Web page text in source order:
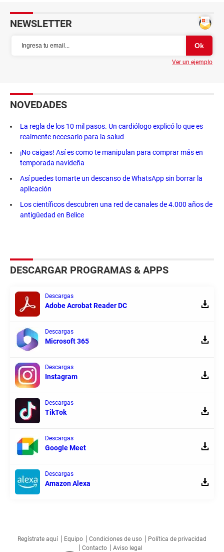
NEWSLETTER
Ver un ejemplo
NOVEDADES
La regla de los 10 mil pasos. Un cardiólogo explicó lo que es
realmente necesario para la salud
¡No caigas! Así es como te manipulan para comprar más en
temporada navideña
Así puedes tomarte un descanso de WhatsApp sin borrar la
aplicación
Los científicos descubren una red de canales de 4.000 años de
antigüedad en Belice
DESCARGAR PROGRAMAS & APPS
Descargas
Adobe Acrobat Reader DC
Descargas
Microsoft 365
Descargas
Instagram
Descargas
TikTok
Descargas
Google Meet
Descargas
Amazon Alexa
Regístrate aquí Equipo Condiciones de uso
Política de privacidad
Contacto
Aviso legal